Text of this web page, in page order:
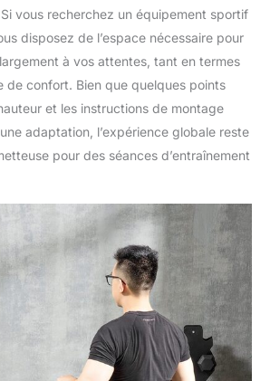
vous recherchez un équipement sportif
disposez de l’espace nécessaire pour
à vos attentes, tant en termes
de confort. Bien que quelques points
et les instructions de montage
adaptation, l’expérience globale reste
pour des séances d’entraînement